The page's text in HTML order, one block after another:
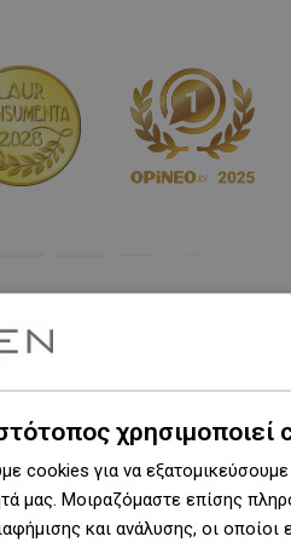
όλα
προϊόντων
χρησιμοποιεί
cookies για να
μας. Μοιραζόμαστε επίσης
και ανάλυσης, οι